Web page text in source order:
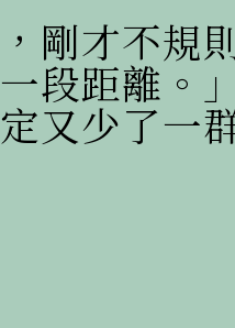
才不規則
段距離。
又少了一